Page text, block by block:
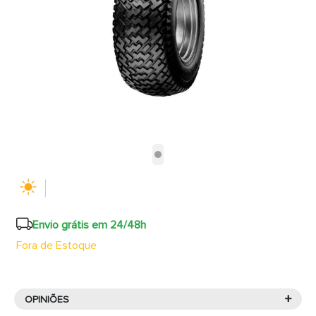
Envio grátis em 24/48h
Fora de Estoque
OPINIÕES +